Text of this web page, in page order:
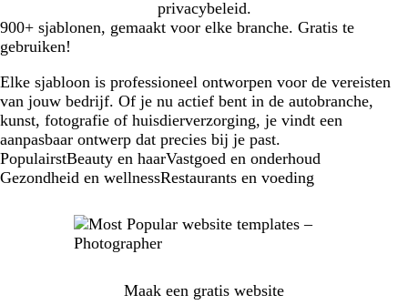
privacybeleid.
900+ sjablonen, gemaakt voor elke branche. Gratis te
gebruiken!
Elke sjabloon is professioneel ontworpen voor de vereisten
van jouw bedrijf. Of je nu actief bent in de autobranche,
kunst, fotografie of huisdierverzorging, je vindt een
aanpasbaar ontwerp dat precies bij je past.
New
templates
PopulairstBeauty en haarVastgoed en onderhoud
Gezondheid en wellnessRestaurants en voeding
Maak een gratis website